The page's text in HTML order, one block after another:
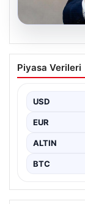
Mekke
Bölgesel
yapısını
olarak dikkat…
Piyasa Verileri
USD
EUR
ALTIN
BTC